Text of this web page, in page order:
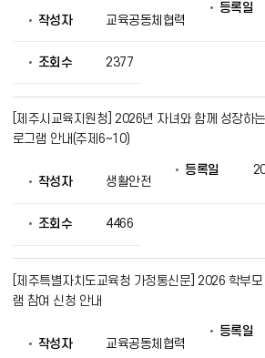
작
성
등
보
를
제
공
작성자
교육공동체협력
등록일
조회수 2377
[제주시교육지원청] 2026년 자녀와 함께 성장하
로그램 안내(주제6~10)
작성자 생활안전
등록일
조회수 4466
[제주특별자치도교육청 가정통신문] 2026 학부
램 참여 신청 안내
작성자 교육공동체협력
등록일